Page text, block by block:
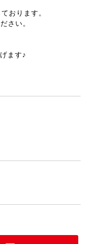
おります。
さい。
ます♪